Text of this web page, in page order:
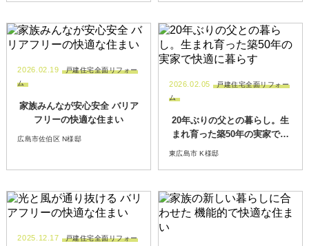
2026.02.19
戸建住宅全面リフォー
ム
家族みんなが安心安全 バリア
フリーの快適な住まい
広島市佐伯区 N様邸
2026.02.05
戸建住宅全面リフォー
ム
20年ぶりの父との暮らし。生
まれ育った築50年の実家で快
東広島市 K様邸
2025.12.17
戸建住宅全面リフォー